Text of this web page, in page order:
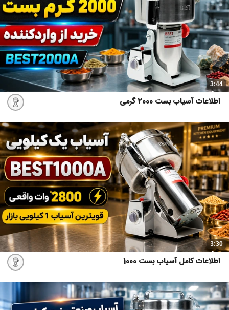
3:44
اطلاعات آسیاب بست 2000 گرمی
3:30
اطلاعات کامل آسیاب بست 1000